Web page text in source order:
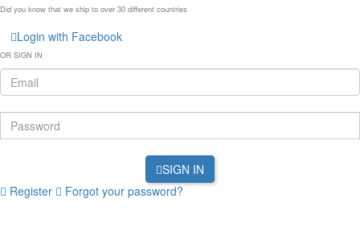
Did you know that we ship to over 30 different countries
Login with Facebook
OR SIGN IN
SIGN IN
Register
Forgot your password?